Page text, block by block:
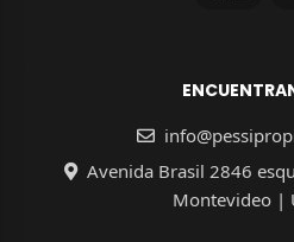
Avenida Brasil 2846
Montevideo |